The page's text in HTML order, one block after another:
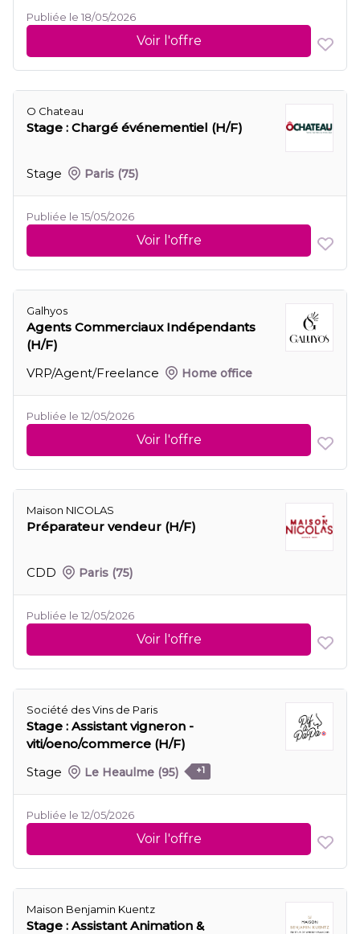
Publiée le 18/05/2026
Voir l'offre
O Chateau
Stage : Chargé événementiel (H/F)
Stage Paris (75)
Publiée le 15/05/2026
Voir l'offre
Galhyos
Agents Commerciaux Indépendants
(H/F)
VRP/Agent/Freelance
Home office
Publiée le 12/05/2026
Voir l'offre
Maison NICOLAS
Préparateur vendeur (H/F)
CDD Paris (75)
Publiée le 12/05/2026
Voir l'offre
Société des Vins de Paris
Stage : Assistant vigneron -
viti/oeno/commerce (H/F)
Stage
Le Heaulme (95) +1
Publiée le 12/05/2026
Voir l'offre
Maison Benjamin Kuentz
Stage : Assistant Animation &